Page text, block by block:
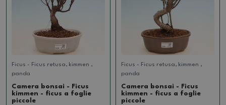
Ficus - Ficus retusa, kimmen ,
panda
Camera bonsai - Ficus
kimmen - ficus a foglie
piccole
Ficus - Ficus retusa, kimmen ,
panda
Camera bonsai - Ficus
kimmen - ficus a foglie
piccole